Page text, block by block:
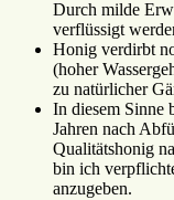
Durch milde
verflüssigt
Honig verdirbt
(hoher
zu natürlicher
In diesem Sinne
Jahren nach
Qualitätshonig
bin ich
anzugeben.